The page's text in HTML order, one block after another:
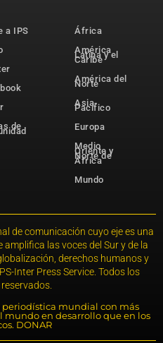
a IPS
de
África
América
Latina y el
Caribe
América del
Norte
Asia-
Pacífico
Europa
Medio
Oriente y
Norte de
África
Mundo
de comunicación cuyo eje es una
las voces del Sur y de la
derechos humanos y
Inter Press Service. Todos los
periodística mundial con más
mundo en desarrollo que en los
DONAR